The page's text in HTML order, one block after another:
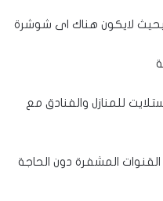
لايكون هناك اى شوشرة
للمنازل والفنادق مع
المشفرة دون الحاجة